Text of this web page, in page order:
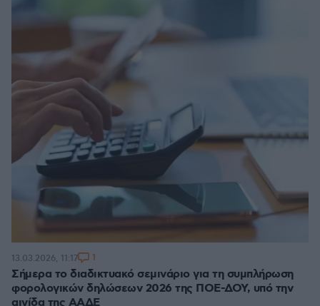
Σήμερα το διαδικτυακό σεμινάριο για τη συμπλήρωση
φορολογικών δηλώσεων 2026 της ΠΟΕ-ΔΟΥ, υπό την
αιγίδα της ΑΑΔΕ
13.03.2026, 11:17 1